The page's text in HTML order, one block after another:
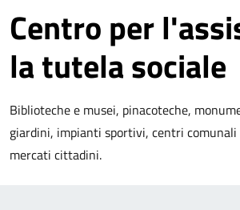
Centro per
la tutela sociale
Biblioteche e musei, pinacoteche,
giardini, impianti sportivi, centri comunali
mercati cittadini.